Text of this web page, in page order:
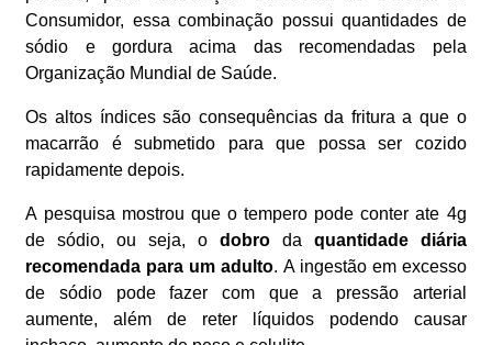
Consumidor, essa combinação possui quantidades de
sódio e gordura acima das recomendadas pela
Organização Mundial de Saúde.
Os altos índices são consequências da fritura a que o
macarrão é submetido para que possa ser cozido
rapidamente depois.
A pesquisa mostrou que o tempero pode conter ate 4g
de sódio, ou seja, o dobroda quantidade diária
recomendada para um adulto. A ingestão em excesso
de sódio pode fazer com que a pressão arterial
aumente, além de reter líquidos podendo causar